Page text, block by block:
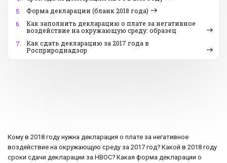
5.
Форма декларации (бланк 2018 года)
6.
Как заполнить декларацию о плате за негативное
воздействие на окружающую среду: образец
7.
Как сдать декларацию за 2017 года в
Росприроднадзор
Кому в 2018 году нужна декларация о плате за негативное
воздействие на окружающую среду за 2017 год? Какой в 2018 году
сроки сдачи декларации за НВОС? Какая форма декларации о